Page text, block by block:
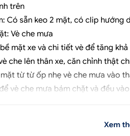
trên
Có sẵn keo 2 mặt, có clip hướng
Vè che mưa
mặt xe và chi tiết vè để tăng
che lên thân xe, căn chỉnh thật
từ từ ốp nhẹ vè che mưa vào
vè che mưa bám chặt và đều
đời 2019 - 2020 nên khi lắp đặt
Xem